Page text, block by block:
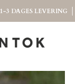
1-3 DAGES LEVERING